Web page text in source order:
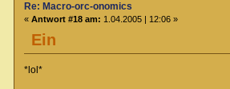
Ein
Re: Macro-orc-onomics
« Antwort #18 am: 1.04.2005 | 12:06 »
*lol*